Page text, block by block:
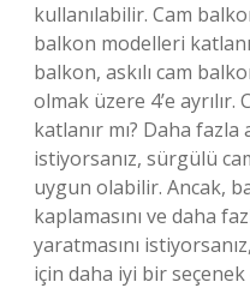
kullanılabilir. Cam
balkon modelleri
balkon, askılı cam
olmak üzere 4’e
katlanır mı? Daha fazla
istiyorsanız, sürgülü
uygun olabilir. Ancak,
kaplamasını ve daha
yaratmasını
için daha iyi bir